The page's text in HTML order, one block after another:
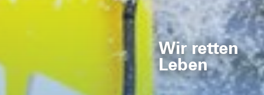
Wir retten
Leben